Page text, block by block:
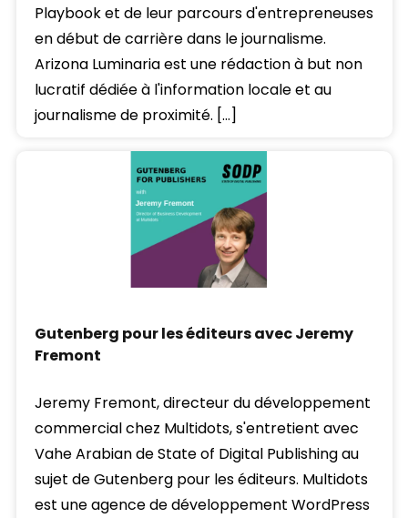
Playbook et de leur parcours d'entrepreneuses
en début de carrière dans le journalisme.
Arizona Luminaria est une rédaction à but non
lucratif dédiée à l'information locale et au
journalisme de proximité. […]
Gutenberg pour les éditeurs avec Jeremy
Fremont
Jeremy Fremont, directeur du développement
commercial chez Multidots, s'entretient avec
Vahe Arabian de State of Digital Publishing au
sujet de Gutenberg pour les éditeurs. Multidots
est une agence de développement WordPress